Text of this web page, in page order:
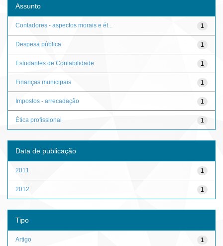
Assunto
1
Contadores - aspectos morais e ét...
1
Despesa pública
1
Estudantes de Contabilidade
1
Finanças municipais
1
Impostos - arrecadação
1
Ética profissional
Data de publicação
1
2011
1
2012
Tipo
1
Artigo